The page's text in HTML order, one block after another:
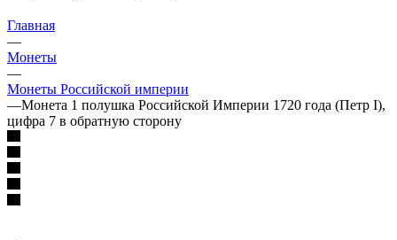
Главная
—
Монеты
—
Монеты Российской империи
—Монета 1 полушка Российской Империи 1720 года (Петр I),
цифра 7 в обратную сторону